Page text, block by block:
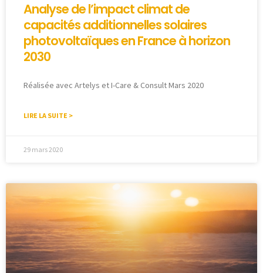
Analyse de l’impact climat de
capacités additionnelles solaires
photovoltaïques en France à horizon
2030
Réalisée avec Artelys et I-Care & Consult Mars 2020
LIRE LA SUITE >
29 mars 2020